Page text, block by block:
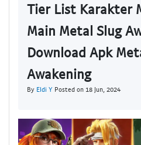
Tier List Karakter
Main Metal Slug
Download Apk
Awakening
By Eldi Y Posted on 18 Jun, 2024